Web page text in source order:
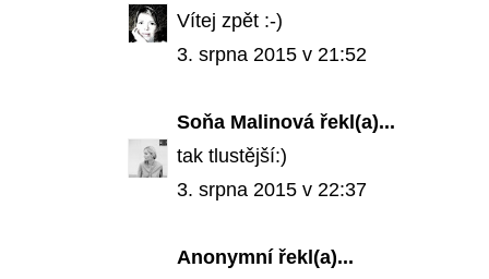
Vítej zpět :-)
3. srpna 2015 v 21:52
Soňa Malinová řekl(a)...
tak tlustější:)
3. srpna 2015 v 22:37
Anonymní řekl(a)...